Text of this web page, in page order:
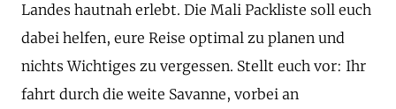
Landes hautnah erlebt. Die Mali Packliste soll euch
dabei helfen, eure Reise optimal zu planen und
nichts Wichtiges zu vergessen. Stellt euch vor: Ihr
fahrt durch die weite Savanne, vorbei an